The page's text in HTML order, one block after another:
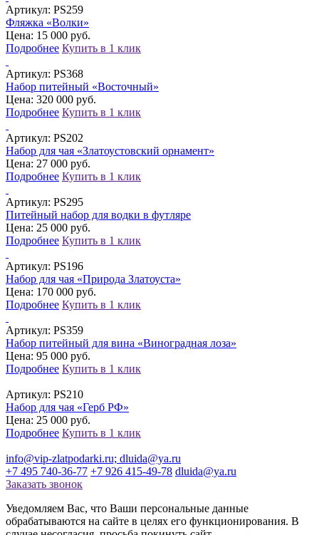
Артикул: PS259
Фляжка «Волки»
Цена: 15 000 руб.
Подробнее Купить в 1 клик
Артикул: PS368
Набор питейный «Восточный»
Цена: 320 000 руб.
Подробнее Купить в 1 клик
Артикул: PS202
Набор для чая «Златоустовский орнамент»
Цена: 27 000 руб.
Подробнее Купить в 1 клик
Артикул: PS295
Питейный набор для водки в футляре
Цена: 25 000 руб.
Подробнее Купить в 1 клик
Артикул: PS196
Набор для чая «Природа Златоуста»
Цена: 170 000 руб.
Подробнее Купить в 1 клик
Артикул: PS359
Набор питейный для вина «Виноградная лоза»
Цена: 95 000 руб.
Подробнее Купить в 1 клик
Артикул: PS210
Набор для чая «Герб РФ»
Цена: 25 000 руб.
Подробнее Купить в 1 клик
info@vip-zlatpodarki.ru; dluida@ya.ru
+7 495 740-36-77 +7 926 415-49-78 dluida@ya.ru
Заказать звонок
Уведомляем Вас, что Ваши персональные данные
обрабатываются на сайте в целях его функционирования. В